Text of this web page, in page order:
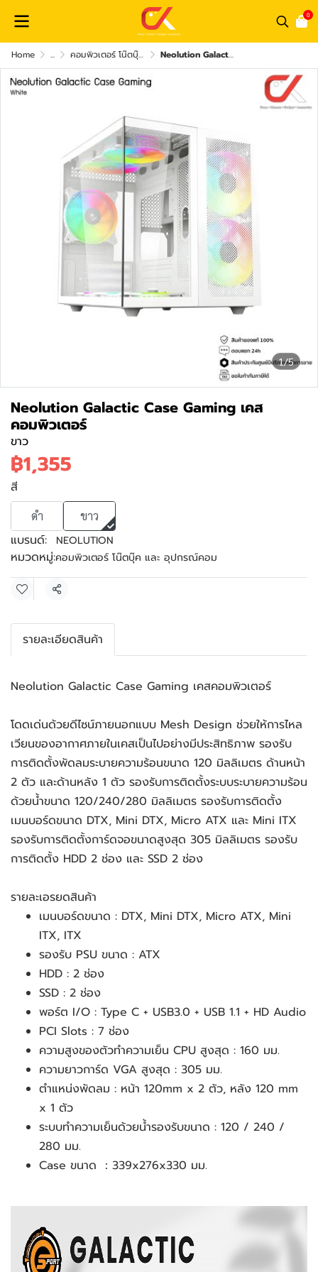
0
Home ... คอมพิวเตอร์ โน๊ตบุ๊ค และ อุปกรณ์คอม Neolution Galactic Case Gaming เคสคอมพิวเตอร์
1/5
Neolution Galactic Case Gaming เคส
คอมพิวเตอร์
ขาว
฿1,355
สี
ดำ ขาว
แบรนด์: NEOLUTION
หมวดหมู่:คอมพิวเตอร์ โน๊ตบุ๊ค และ อุปกรณ์คอม
แชร์
รายละเอียดสินค้า
Neolution Galactic Case Gaming เคสคอมพิวเตอร์
โดดเด่นด้วยดีไซน์ภายนอกแบบ Mesh Design ช่วยให้การไหล
เวียนของอากาศภายในเคสเป็นไปอย่างมีประสิทธิภาพ รองรับ
การติดตั้งพัดลมระบายความร้อนขนาด 120 มิลลิเมตร ด้านหน้า
2 ตัว และด้านหลัง 1 ตัว รองรับการติดตั้งระบบระบายความร้อน
ด้วยน้ำขนาด 120/240/280 มิลลิเมตร รองรับการติดตั้ง
เมนบอร์ดขนาด DTX, Mini DTX, Micro ATX และ Mini ITX
รองรับการติดตั้งการ์ดจอขนาดสูงสุด 305 มิลลิเมตร รองรับ
การติดตั้ง HDD 2 ช่อง และ SSD 2 ช่อง
รายละเอรยดสินค้า
เมนบอร์ดขนาด : DTX, Mini DTX, Micro ATX, Mini
ITX, ITX
รองรับ PSU ขนาด : ATX
HDD : 2 ช่อง
SSD : 2 ช่อง
พอร์ต I/O : Type C + USB3.0 + USB 1.1 + HD Audio
PCI Slots : 7 ช่อง
ความสูงของตัวทำความเย็น CPU สูงสุด : 160 มม.
ความยาวการ์ด VGA สูงสุด : 305 มม.
ตำแหน่งพัดลม : หน้า 120mm x 2 ตัว, หลัง 120 mm
x 1 ตัว
ระบบทำความเย็นด้วยน้ำรองรับขนาด : 120 / 240 /
280 มม.
Case ขนาด ：339x276x330 มม.